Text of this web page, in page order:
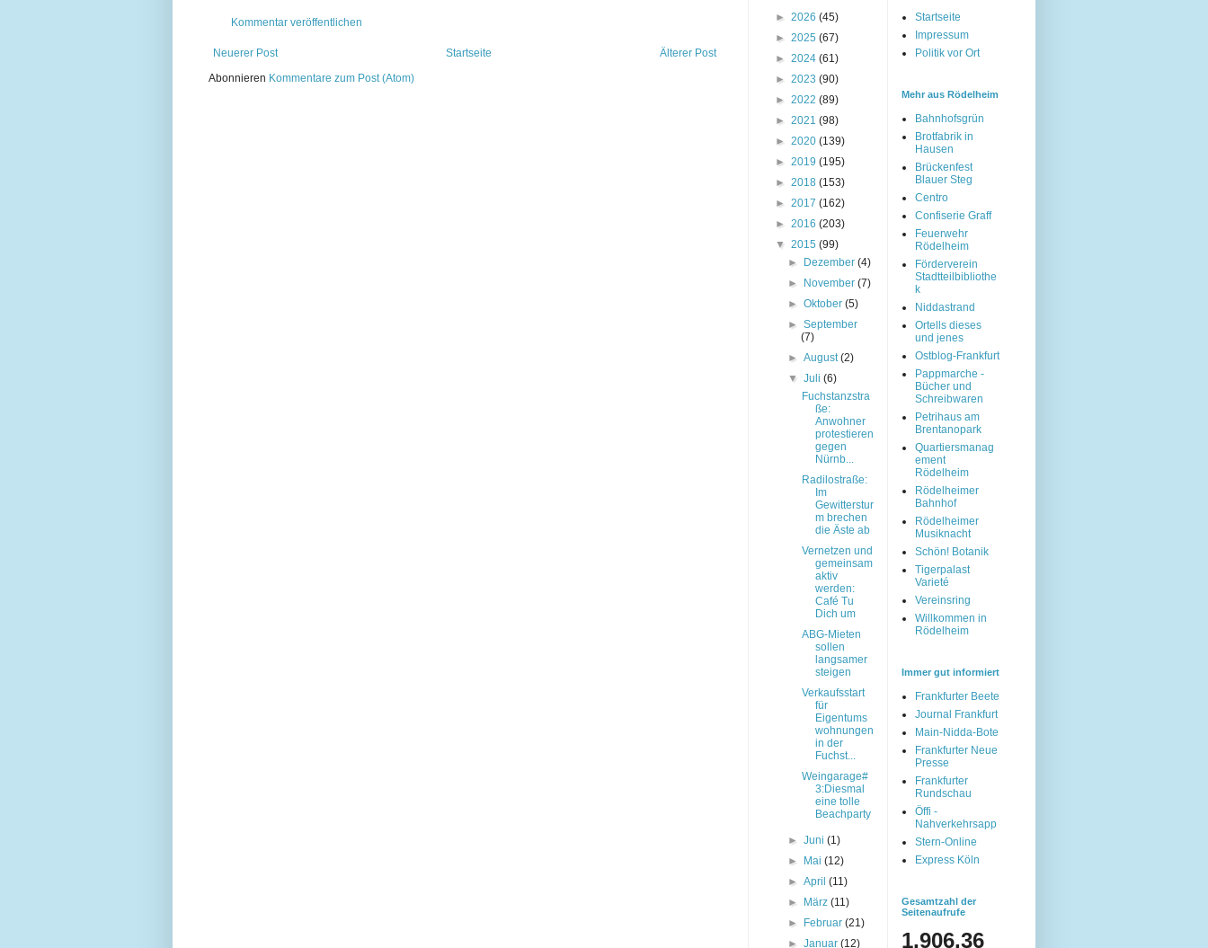
Kommentar veröffentlichen
Neuerer Post Älterer Post
Startseite
Abonnieren Kommentare zum Post (Atom)
► 2026 (45)
► 2025 (67)
► 2024 (61)
► 2023 (90)
► 2022 (89)
► 2021 (98)
► 2020 (139)
► 2019 (195)
► 2018 (153)
► 2017 (162)
► 2016 (203)
▼ 2015 (99)
►
Dezember(4)
►
November(7)
►Oktober(5)
►September
(7)
►August(2)
▼Juli(6)
Fuchstanzstra
ße:
Anwohner
protestieren
gegen
Nürnb...
Radilostraße:
Im
Gewitterstur
m brechen
die Äste ab
Vernetzen und
gemeinsam
aktiv
werden:
Café Tu
Dich um
ABG-Mieten
sollen
langsamer
steigen
Verkaufsstart
für
Eigentums
wohnungen
in der
Fuchst...
Weingarage#
3:Diesmal
eine tolle
Beachparty
►Juni(1)
►
Mai(12)
►April(11)
►
März(11)
►
Februar(21)
►Januar(12)
Startseite
Impressum
Politik vor Ort
Mehr aus Rödelheim
Bahnhofsgrün
Brotfabrik in
Hausen
Brückenfest
Blauer Steg
Centro
Confiserie Graff
Feuerwehr
Rödelheim
Förderverein
Stadtteilbibliothe
k
Niddastrand
Ortells dieses
und jenes
Ostblog-Frankfurt
Pappmarche -
Bücher und
Schreibwaren
Petrihaus am
Brentanopark
Quartiersmanag
ement
Rödelheim
Rödelheimer
Bahnhof
Rödelheimer
Musiknacht
Schön! Botanik
Tigerpalast
Varieté
Vereinsring
Willkommen in
Rödelheim
Immer gut informiert
Frankfurter Beete
Journal Frankfurt
Main-Nidda-Bote
Frankfurter Neue
Presse
Frankfurter
Rundschau
Öffi -
Nahverkehrsapp
Stern-Online
Express Köln
Gesamtzahl der
Seitenaufrufe
1,906,36